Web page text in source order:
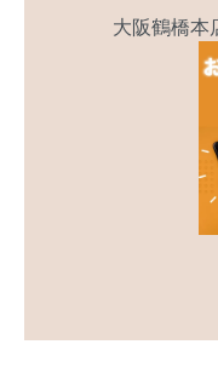
大阪鶴橋本